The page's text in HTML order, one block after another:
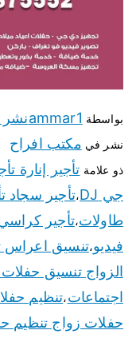
بواسطة ammar1
نشر في مكتب افراح
ذو علامة تأجير إنارة
جي DJ
،تأجير سجاد
طاولات،تأجير
فيديو،تنسيق اعراس
الزواج تنسيق حفلات
اجتماعات،تنظيم
حفلات زواج تنظيم